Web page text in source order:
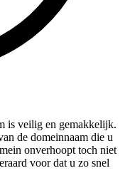
is veilig en gemakkelijk.
de domeinnaam die u
onverhoopt toch niet
voor dat u zo snel